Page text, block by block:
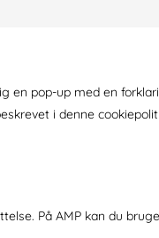
pop-up med en
i denne
På AMP kan du